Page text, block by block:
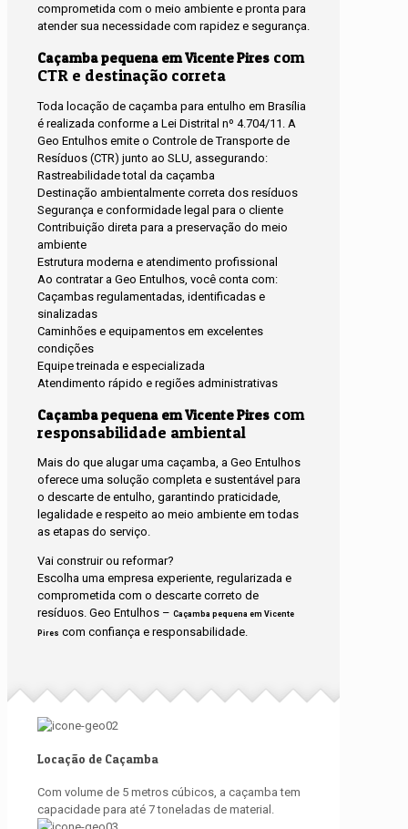
comprometida com o meio ambiente e pronta para
atender sua necessidade com rapidez e segurança.
Caçamba pequena em Vicente Pires com
CTR e destinação correta
Toda locação de caçamba para entulho em Brasília
é realizada conforme a Lei Distrital nº 4.704/11. A
Geo Entulhos emite o Controle de Transporte de
Resíduos (CTR) junto ao SLU, assegurando:
Rastreabilidade total da caçamba
Destinação ambientalmente correta dos resíduos
Segurança e conformidade legal para o cliente
Contribuição direta para a preservação do meio
ambiente
Estrutura moderna e atendimento profissional
Ao contratar a Geo Entulhos, você conta com:
Caçambas regulamentadas, identificadas e
sinalizadas
Caminhões e equipamentos em excelentes
condições
Equipe treinada e especializada
Atendimento rápido e regiões administrativas
Caçamba pequena em Vicente Pires com
responsabilidade ambiental
Mais do que alugar uma caçamba, a Geo Entulhos
oferece uma solução completa e sustentável para
o descarte de entulho, garantindo praticidade,
legalidade e respeito ao meio ambiente em todas
as etapas do serviço.
Vai construir ou reformar?
Escolha uma empresa experiente, regularizada e
comprometida com o descarte correto de
resíduos. Geo Entulhos – Caçamba pequena em Vicente
Pires com confiança e responsabilidade.
Locação de Caçamba
Com volume de 5 metros cúbicos, a caçamba tem
capacidade para até 7 toneladas de material.